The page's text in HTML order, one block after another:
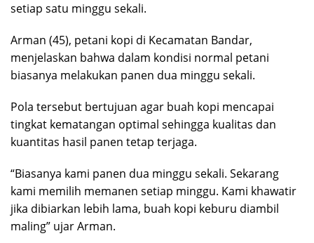
setiap satu minggu sekali.
Arman (45), petani kopi di Kecamatan Bandar,
menjelaskan bahwa dalam kondisi normal petani
biasanya melakukan panen dua minggu sekali.
Pola tersebut bertujuan agar buah kopi mencapai
tingkat kematangan optimal sehingga kualitas dan
kuantitas hasil panen tetap terjaga.
“Biasanya kami panen dua minggu sekali. Sekarang
kami memilih memanen setiap minggu. Kami khawatir
jika dibiarkan lebih lama, buah kopi keburu diambil
maling” ujar Arman.